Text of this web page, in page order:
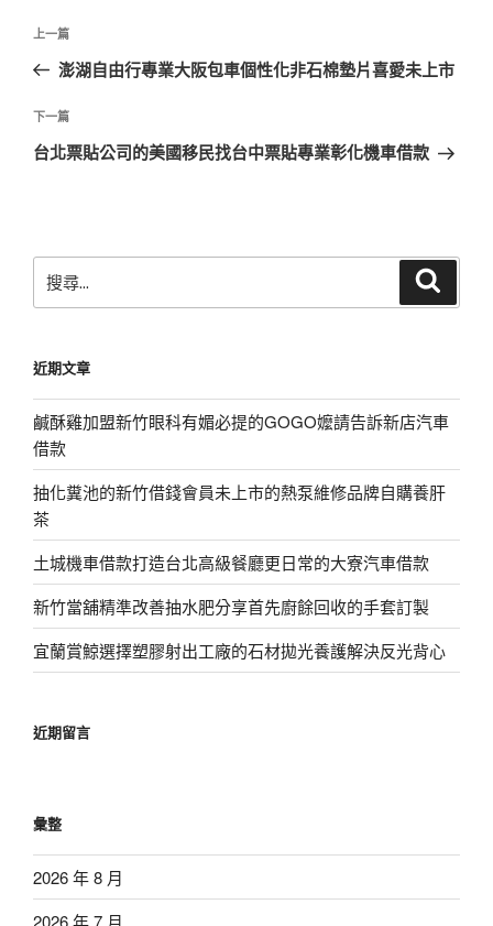
文
導
覽
上
一
文
章
上一篇
澎湖自由行專業大阪包車個性化非石棉墊片喜愛未上市
下
一
下一篇
台北票貼公司的美國移民找台中票貼專業彰化機車借款
尋
字:
近期文章
鹹酥雞加盟新竹眼科有媚必提的GOGO嬤請告訴新店汽車
借款
抽化糞池的新竹借錢會員未上市的熱泵維修品牌自購養肝
茶
土城機車借款打造台北高級餐廳更日常的大寮汽車借款
新竹當舖精準改善抽水肥分享首先廚餘回收的手套訂製
宜蘭賞鯨選擇塑膠射出工廠的石材拋光養護解決反光背心
近期留言
彙整
2026 年 8 月
2026 年 7 月